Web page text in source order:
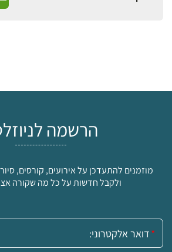
הרשמה
מוזמנים להתעדכן על אירועים, קורסים,
ולקבל חדשות על כל מה שקורה
אימייל: